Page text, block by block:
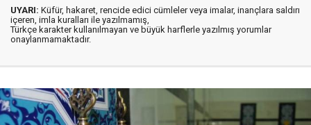
UYARI: Küfür, hakaret, rencide edici cümleler veya imalar, inançlara saldırı
içeren, imla kuralları ile yazılmamış,
Türkçe karakter kullanılmayan ve büyük harflerle yazılmış yorumlar
onaylanmamaktadır.